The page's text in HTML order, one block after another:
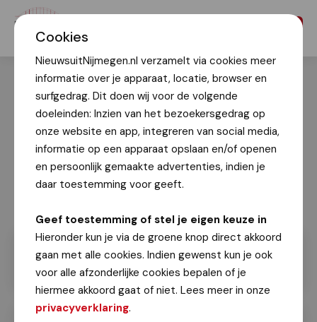
Cookies
NieuwsuitNijmegen.nl verzamelt via cookies meer
informatie over je apparaat, locatie, browser en
surfgedrag. Dit doen wij voor de volgende
doeleinden: Inzien van het bezoekersgedrag op
onze website en app, integreren van social media,
informatie op een apparaat opslaan en/of openen
en persoonlijk gemaakte advertenties, indien je
daar toestemming voor geeft.
Geef toestemming of stel je eigen keuze in
Hieronder kun je via de groene knop direct akkoord
gaan met alle cookies. Indien gewenst kun je ook
voor alle afzonderlijke cookies bepalen of je
hiermee akkoord gaat of niet. Lees meer in onze
privacyverklaring.